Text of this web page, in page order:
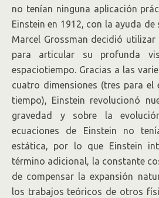
no tenían ninguna aplicación
Einstein en 1912, con la ayuda
Marcel Grossman decidió
para articular su profunda
espaciotiempo. Gracias a las
cuatro dimensiones (tres para el
tiempo), Einstein revolucionó
gravedad y sobre la
ecuaciones de Einstein no
estática, por lo que Einstein
término adicional, la constante
de compensar la expansión
los trabajos teóricos de otros